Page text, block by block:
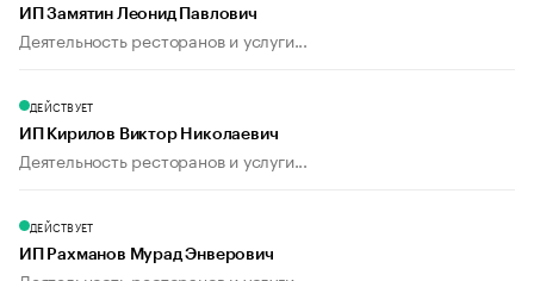
ИП Замятин Леонид Павлович
Деятельность ресторанов и услуги...
ДЕЙСТВУЕТ
ИП Кирилов Виктор Николаевич
Деятельность ресторанов и услуги...
ДЕЙСТВУЕТ
ИП Рахманов Мурад Энверович